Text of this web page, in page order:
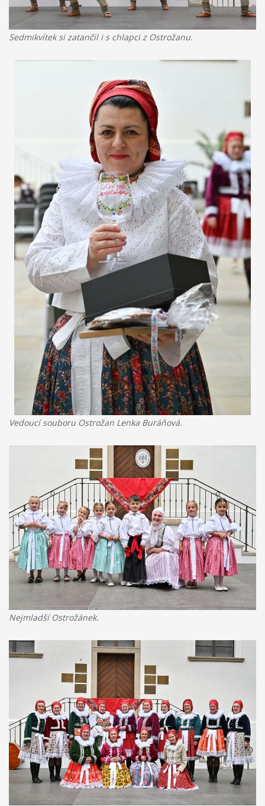
Sedmikvítek si zatančil i s chlapci z Ostrožanu.
Vedoucí souboru Ostrožan Lenka Buráňová.
Nejmladší Ostrožánek.